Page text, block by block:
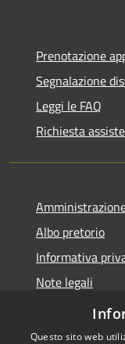
Prenotazione
Segnalazione
Leggi le FAQ
Richiesta
Albo pretorio
Informativa
Note legali
Dichiarazione
Questo sito web